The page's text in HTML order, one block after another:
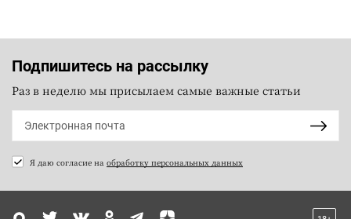
Подпишитесь на рассылку
Раз в неделю мы присылаем самые важные статьи
Я даю согласие на обработку персональных данных